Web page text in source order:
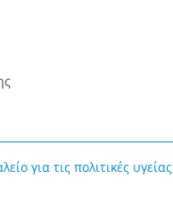
για τις πολιτικές υγείας